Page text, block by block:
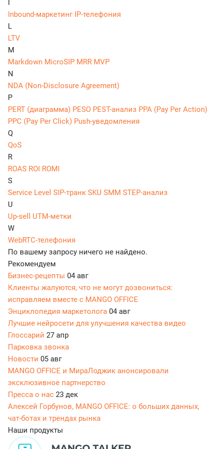
Inbound-маркетинг IP-телефония
L
LTV
M
Markdown MicroSIP MRR MVP
N
NDA (Non-Disclosure Agreement)
P
PERT (диаграмма) PESO PEST-анализ PPA (Pay Per Action)
PPC (Pay Per Click) Push-уведомления
Q
QoS
R
ROAS ROI ROMI
S
Service Level SIP-транк SKU SMM STEP-анализ
U
Up-sell UTM-метки
W
WebRTC-телефония
По вашему запросу ничего не найдено.
Рекомендуем
Бизнес-рецепты 04 авг
Клиенты жалуются, что не могут дозвониться:
исправляем вместе с MANGO OFFICE
Энциклопедия маркетолога 04 авг
Лучшие нейросети для улучшения качества видео
Глоссарий 27 апр
Парковка звонка
Новости 05 авг
MANGO OFFICE и МираЛоджик анонсировали
эксклюзивное партнерство
Пресса о нас 23 дек
Алексей Горбунов, MANGO OFFICE: о больших данных,
чат-ботах и трендах рынка
Наши продукты